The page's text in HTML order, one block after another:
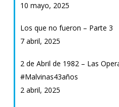
10 mayo, 2025
Los que no fueron – Parte 3
7 abril, 2025
2 de Abril de 1982 – Las
#Malvinas43años
2 abril, 2025